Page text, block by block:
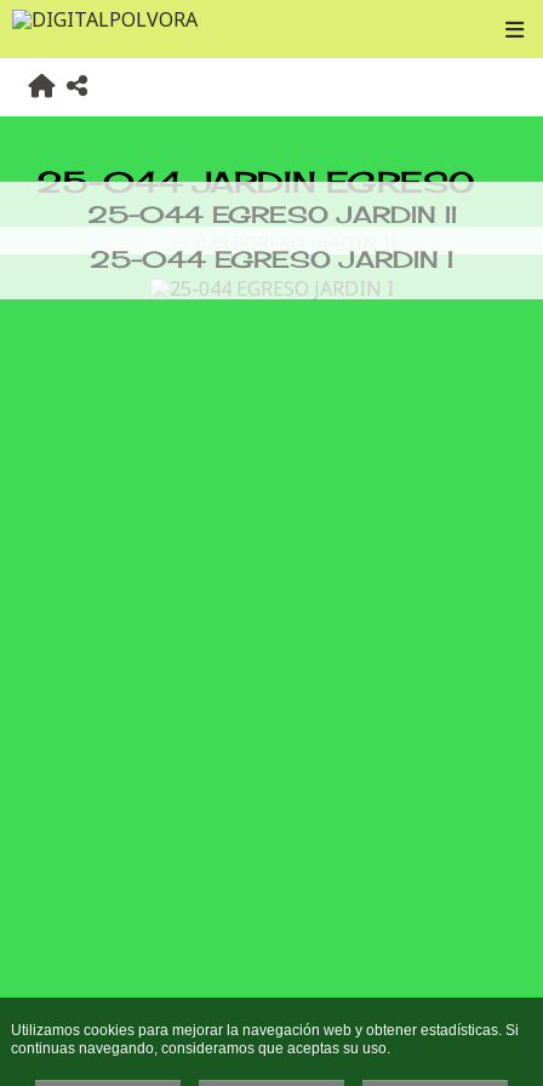
25-044 JARDIN EGRESO
25-044 EGRESO JARDIN II
25-044 EGRESO JARDIN I
Utilizamos cookies para mejorar la navegación web y obtener estadísticas. Si
continuas navegando, consideramos que aceptas su uso.